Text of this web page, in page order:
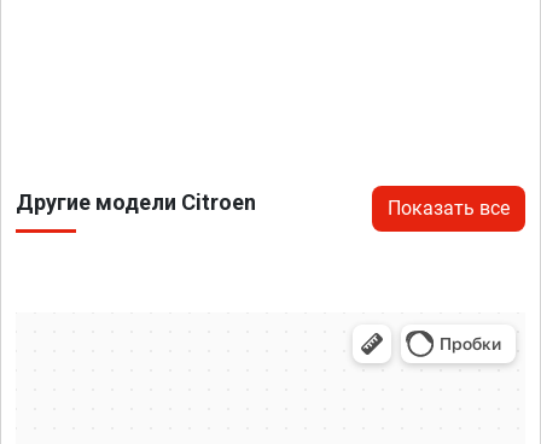
Другие модели Citroen Показать все